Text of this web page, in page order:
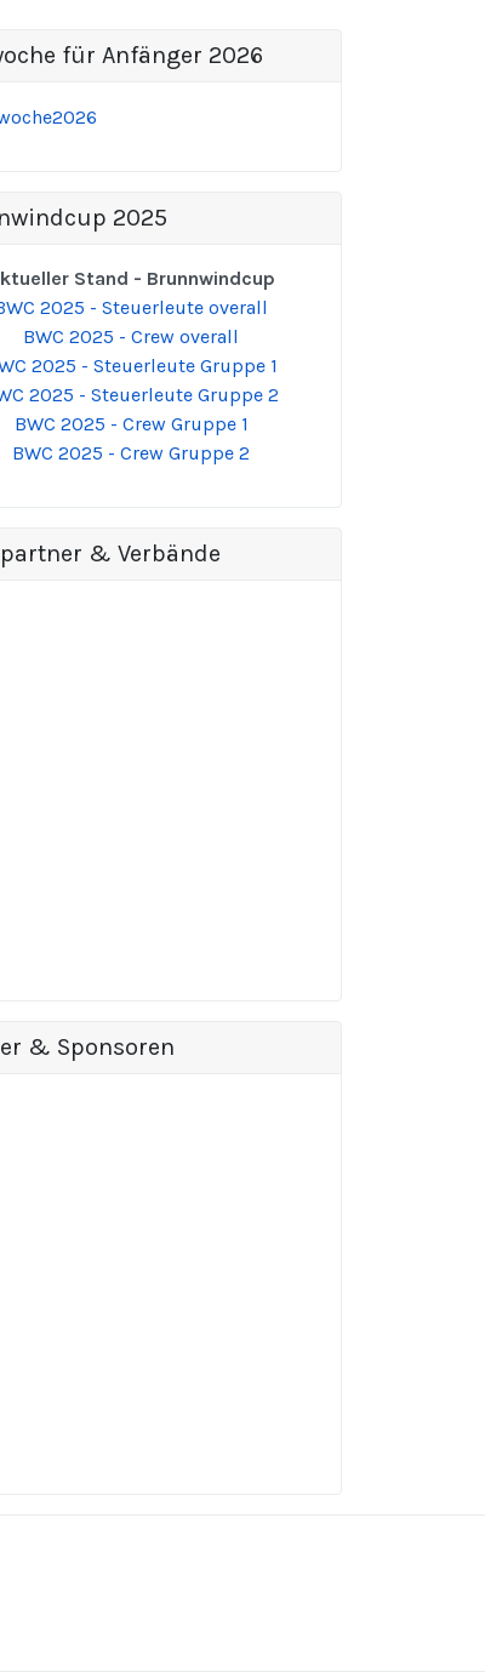
für Anfänger 2026
2025
Stand - Brunnwindcup
2025 - Steuerleute overall
BWC 2025 - Crew overall
2025 - Steuerleute Gruppe 1
2025 - Steuerleute Gruppe 2
BWC 2025 - Crew Gruppe 1
BWC 2025 - Crew Gruppe 2
& Verbände
& Sponsoren